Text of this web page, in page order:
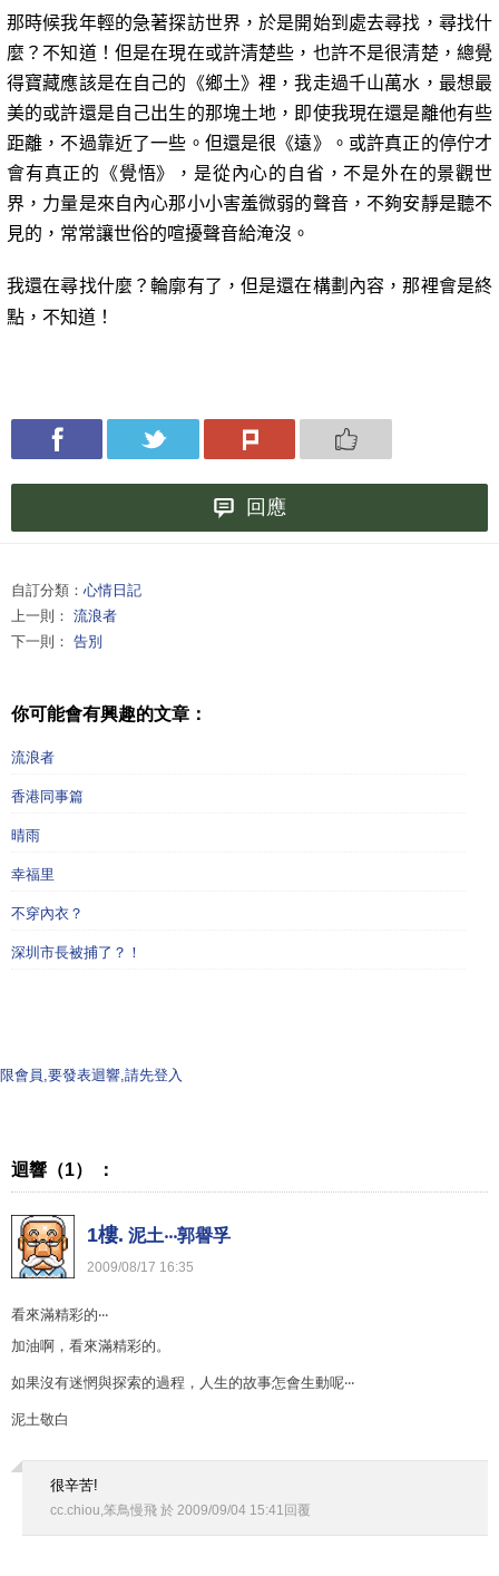
那時候我年輕的急著探訪世界，於是開始到處去尋找，尋找什
麼？不知道！但是在現在或許清楚些，也許不是很清楚，總覺
得寶藏應該是在自己的《鄉土》裡，我走過千山萬水，最想最
美的或許還是自己出生的那塊土地，即使我現在還是離他有些
距離，不過靠近了一些。但還是很《遠》。或許真正的停佇才
會有真正的《覺悟》，是從內心的自省，不是外在的景觀世
界，力量是來自內心那小小害羞微弱的聲音，不夠安靜是聽不
見的，常常讓世俗的喧擾聲音給淹沒。
我還在尋找什麼？輪廓有了，但是還在構劃內容，那裡會是終
點，不知道！
回應
自訂分類： 心情日記
上一則： 流浪者
下一則： 告別
你可能會有興趣的文章：
流浪者
香港同事篇
晴雨
幸福里
不穿內衣？
深圳市長被捕了？！
限會員,要發表迴響,請先登入
迴響（1） ：
1樓. 泥土‧‧‧郭譽孚
2009/08/17 16:35
看來滿精彩的‧‧‧
加油啊，看來滿精彩的。
如果沒有迷惘與探索的過程，人生的故事怎會生動呢‧‧‧
泥土敬白
很辛苦!
cc.chiou,笨鳥慢飛 於 2009/09/04 15:41 回覆